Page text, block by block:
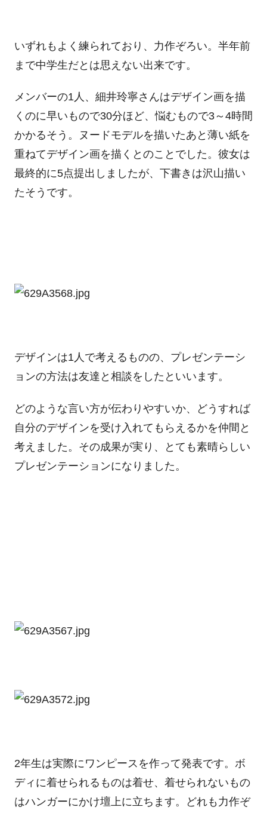
いずれもよく練られており、力作ぞろい。半年前
まで中学生だとは思えない出来です。
メンバーの1人、細井玲寧さんはデザイン画を描
くのに早いもので30分ほど、悩むもので3～4時間
かかるそう。ヌードモデルを描いたあと薄い紙を
重ねてデザイン画を描くとのことでした。彼女は
最終的に5点提出しましたが、下書きは沢山描い
たそうです。
デザインは1人で考えるものの、プレゼンテーシ
ョンの方法は友達と相談をしたといいます。
どのような言い方が伝わりやすいか、どうすれば
自分のデザインを受け入れてもらえるかを仲間と
考えました。その成果が実り、とても素晴らしい
プレゼンテーションになりました。
2年生は実際にワンピースを作って発表です。ボ
ディに着せられるものは着せ、着せられないもの
はハンガーにかけ壇上に立ちます。どれも力作ぞ